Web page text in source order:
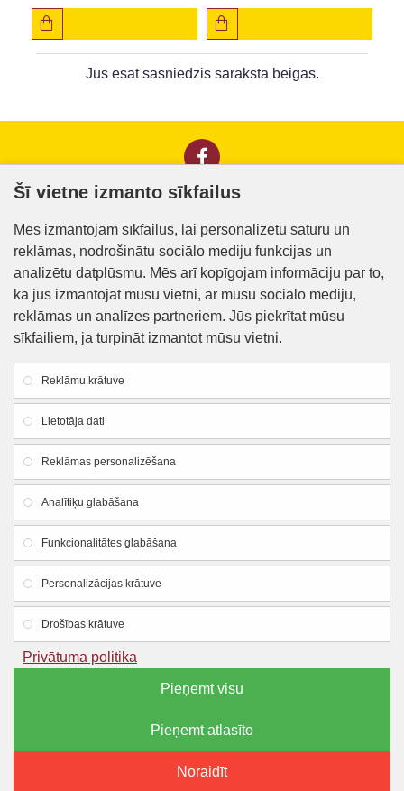
Jūs esat sasniedzis saraksta beigas.
Informācija klientiem
Kontakti
Piegāde un apmaksa
Preču iegādes nosacījumi
Atteikuma veidlapa
Firmas rekvizīti
SIA "Lauku apgāds un meliorācija"
Reg. Nr.:44103005426
PVN reg. Nr.:LV44103005426
Dzirnavu iela 18, Smiltene, Smiltenes novads, LV-
4729
Mob.tel.: +371 25600574
E-pasts:bisulietas@lam.lv
Autortiesības © 2023, bisulietas.lv, Visas tiesības aizsargātas
Šī vietne izmanto sīkfailus
Mēs izmantojam sīkfailus, lai personalizētu saturu un
reklāmas, nodrošinātu sociālo mediju funkcijas un
analizētu datplūsmu. Mēs arī kopīgojam informāciju par to,
kā jūs izmantojat mūsu vietni, ar mūsu sociālo mediju,
reklāmas un analīzes partneriem. Jūs piekrītat mūsu
sīkfailiem, ja turpināt izmantot mūsu vietni.
Reklāmu krātuve
Lietotāja dati
Reklāmas personalizēšana
Analītiķu glabāšana
Funkcionalitātes glabāšana
Personalizācijas krātuve
Drošības krātuve
Privātuma politika
Pieņemt visu
Pieņemt atlasīto
Noraidīt
FILTRĒT PRODUKTUS